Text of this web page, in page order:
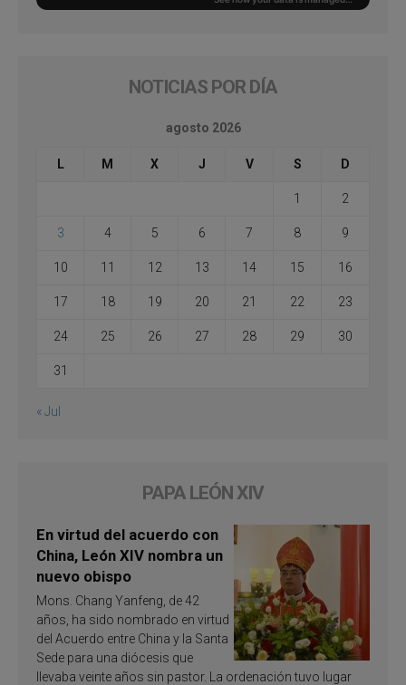
NOTICIAS POR DÍA
agosto 2026
L M X J V S D
1 2
3 4 5 6 7 8 9
10 11 12 13 14 15 16
17 18 19 20 21 22 23
24 25 26 27 28 29 30
31
« Jul
PAPA LEÓN XIV
En virtud del acuerdo con
China, León XIV nombra un
nuevo obispo
Mons. Chang Yanfeng, de 42
años, ha sido nombrado en virtud
del Acuerdo entre China y la Santa
Sede para una diócesis que
llevaba veinte años sin pastor. La ordenación tuvo lugar